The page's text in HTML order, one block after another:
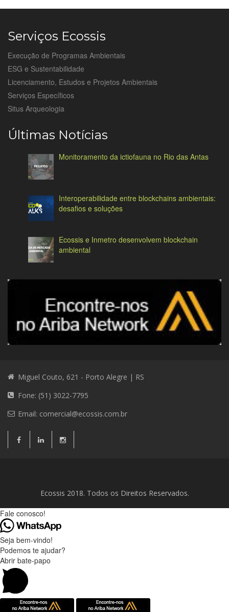
Serviços Ecossis
Execução de Programas Ambientais
ESG e Sustentabilidade
Licenciamento, Estudos e Projetos Ambientais
Serviços Específicos
Situs Arqueologia
Últimas Notícias
Monitoramento da ictiofauna no Rio das Antas
Interoperabilidade entre blockchains ambientais:
desafios e soluções
Ecossis e Inmetro desenvolvem blockchain
ambiental
Miguel Couto, 621 - Porto Alegre | RS
Fone: (51) 3022-7795
Email: comercial@ecossis.com.br
Ecossis 2018. Todos os Direitos Reservados.
Fale conosco!
Seja bem-vindo!
Podemos te ajudar?
Abrir bate-papo